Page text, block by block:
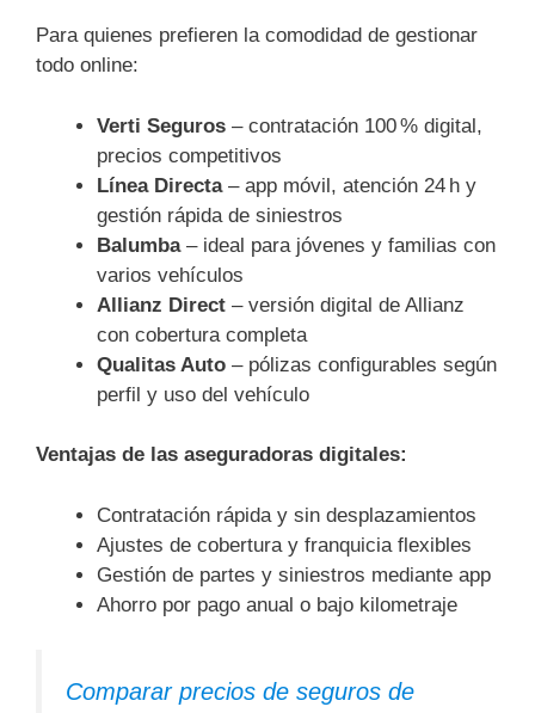
Para quienes prefieren la comodidad de gestionar
todo online:
Verti Seguros – contratación 100 % digital,
precios competitivos
Línea Directa– app móvil, atención 24 h y
gestión rápida de siniestros
Balumba– ideal para jóvenes y familias con
varios vehículos
Allianz Direct – versión digital de Allianz
con cobertura completa
Qualitas Auto – pólizas configurables según
perfil y uso del vehículo
Ventajas de las aseguradoras digitales:
Contratación rápida y sin desplazamientos
Ajustes de cobertura y franquicia flexibles
Gestión de partes y siniestros mediante app
Ahorro por pago anual o bajo kilometraje
Comparar precios de seguros de